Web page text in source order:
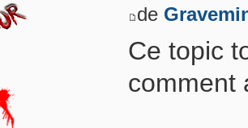
de
Ce topic
comment